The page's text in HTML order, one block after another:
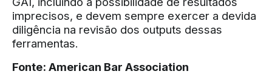
imprecisos, e devem sempre exercer a devida
diligência na revisão dos outputs dessas
ferramentas.
Fonte: American Bar Association